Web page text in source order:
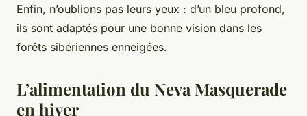
Enfin, n’oublions pas leurs yeux : d’un bleu profond,
ils sont adaptés pour une bonne vision dans les
forêts sibériennes enneigées.
L’alimentation du Neva Masquerade
en hiver